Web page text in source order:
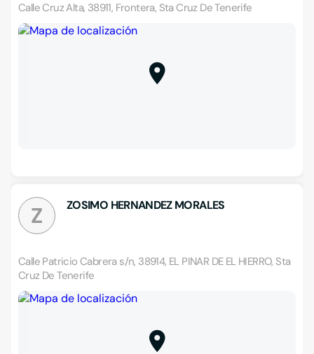
Calle Cruz Alta, 38911, Frontera, Sta Cruz De Tenerife
Z ZOSIMO HERNANDEZ MORALES
Calle Patricio Cabrera s/n, 38914, EL PINAR DE EL HIERRO, Sta
Cruz De Tenerife